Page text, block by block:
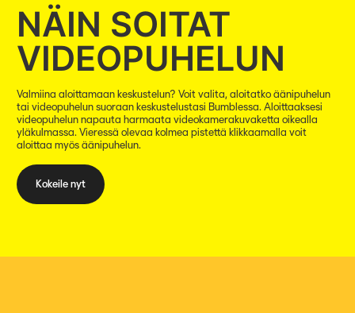
NÄIN SOITAT
VIDEOPUHELUN
Valmiina aloittamaan keskustelun? Voit valita, aloitatko äänipuhelun
tai videopuhelun suoraan keskustelustasi Bumblessa. Aloittaaksesi
videopuhelun napauta harmaata videokamerakuvaketta oikealla
yläkulmassa. Vieressä olevaa kolmea pistettä klikkaamalla voit
aloittaa myös äänipuhelun.
Kokeile nyt